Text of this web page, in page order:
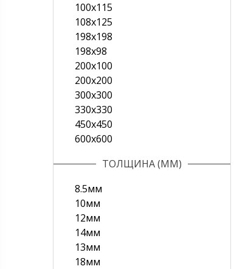
100x115
108x125
198x198
198x98
200x100
200х200
300х300
330х330
450х450
600х600
ТОЛЩИНА (ММ)
8.5мм
10мм
12мм
14мм
13мм
18мм